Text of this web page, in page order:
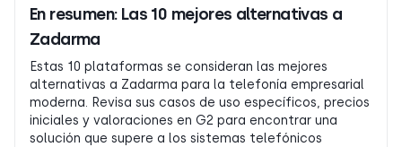
En resumen: Las 10 mejores alternativas a
Zadarma
Estas 10 plataformas se consideran las mejores
alternativas a Zadarma para la telefonía empresarial
moderna. Revisa sus casos de uso específicos, precios
iniciales y valoraciones en G2 para encontrar una
solución que supere a los sistemas telefónicos